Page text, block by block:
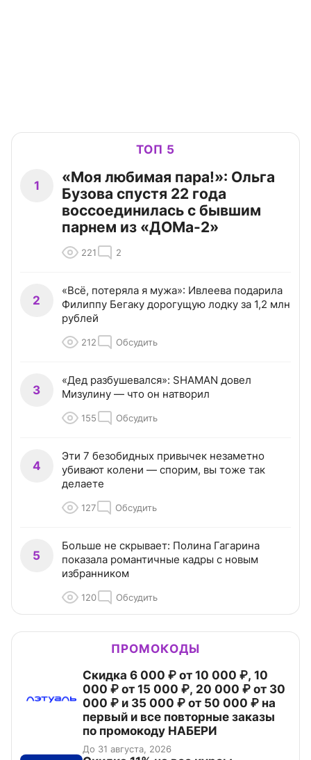
ТОП 5
1
«Моя любимая пара!»: Ольга
Бузова спустя 22 года
воссоединилась с бывшим
парнем из «ДОМа-2»
221 2
2
«Всё, потеряла я мужа»: Ивлеева подарила
Филиппу Бегаку дорогущую лодку за 1,2 млн
рублей
212 Обсудить
3
«Дед разбушевался»: SHAMAN довел
Мизулину — что он натворил
155 Обсудить
4
Эти 7 безобидных привычек незаметно
убивают колени — спорим, вы тоже так
делаете
127 Обсудить
5
Больше не скрывает: Полина Гагарина
показала романтичные кадры с новым
избранником
120 Обсудить
ПРОМОКОДЫ
Скидка 6 000 ₽ от 10 000 ₽, 10
000 ₽ от 15 000 ₽, 20 000 ₽ от 30
000 ₽ и 35 000 ₽ от 50 000 ₽ на
первый и все повторные заказы
по промокоду НАБЕРИ
До 31 августа, 2026